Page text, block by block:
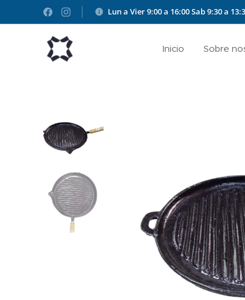
Lun a Vier 9:00 a 16:00Sab 9:30 a
Inicio Sobre